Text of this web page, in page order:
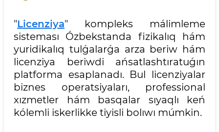
"Licenziya" kompleks málimleme
sisteması Ózbekstanda fizikalıq hám
yuridikalıq tulǵalarǵa arza beriw hám
licenziya beriwdi ańsatlashtıratuǵın
platforma esaplanadı. Bul licenziyalar
biznes operatsiyaları, professional
xızmetler hám basqalar sıyaqlı keń
kólemli iskerlikke tiyisli bolıwı múmkin.